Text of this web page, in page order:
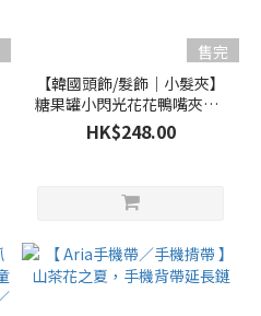
售完
【韓國頭飾/髮飾｜小髮夾】
糖果罐小閃光花花鴨嘴夾／3
色
HK$248.00